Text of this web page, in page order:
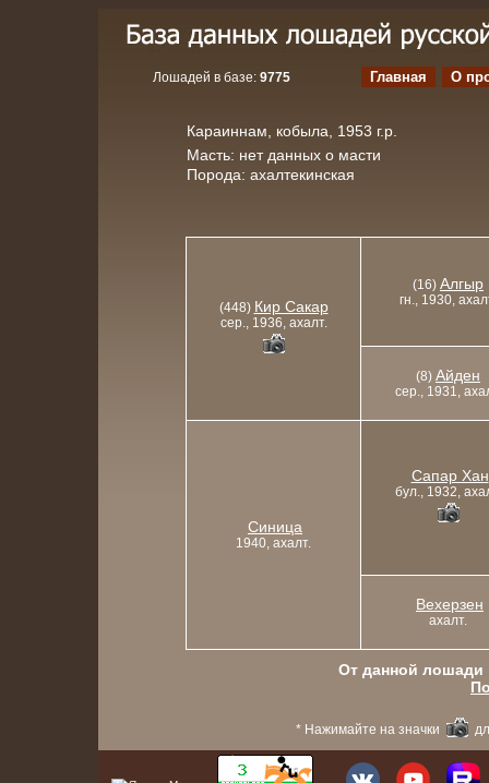
Лошадей в базе: 9775 Главная О
Караиннам, кобыла, 1953 г.р.
Масть: нет данных о масти
Порода: ахалтекинская
(448) Кир Сакар
сер., 1936, ахалт.
(16) Алгыр
гн., 1930,
(8) Айден
сер., 1931,
Синица
1940, ахалт.
Сапар Хан
бул., 1932,
Вехерзен
ахалт.
От данной лошади
* Нажимайте на значки